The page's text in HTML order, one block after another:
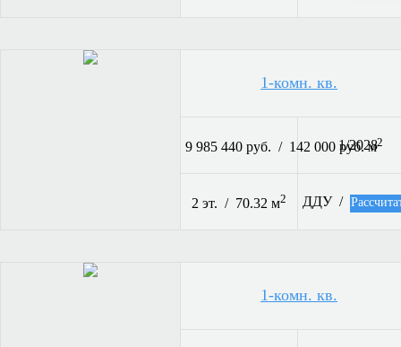
1-комн. кв.
9 985 440 руб. / 142 000 руб. м2
1/2028
2 эт. / 70.32 м2 ДДУ /
1-комн. кв.